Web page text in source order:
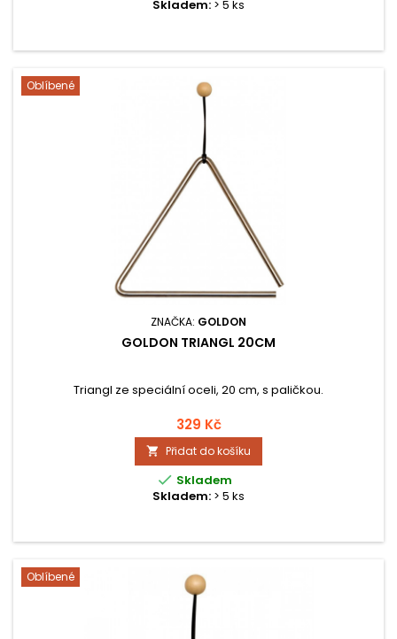
Skladem: > 5 ks
Oblíbené
ZNAČKA: GOLDON
GOLDON TRIANGL 20CM
Triangl ze speciální oceli, 20 cm, s paličkou.
329 Kč
 Přidat do košíku
 Skladem
Skladem: > 5 ks
Oblíbené